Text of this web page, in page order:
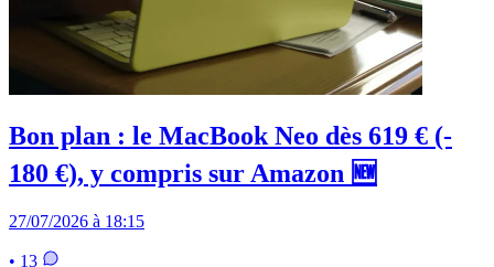
Bon plan : le MacBook Neo dès 619 € (-
180 €), y compris sur Amazon 🆕
27/07/2026 à 18:15
• 13